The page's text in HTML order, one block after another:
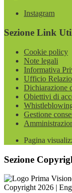
Instagram
Sezione Link
Cookie policy
Note legali
Informativa
Ufficio
Dichiarazione
Obiettivi di
Gestione
Pagina
Sezione
Copyright 2026 |